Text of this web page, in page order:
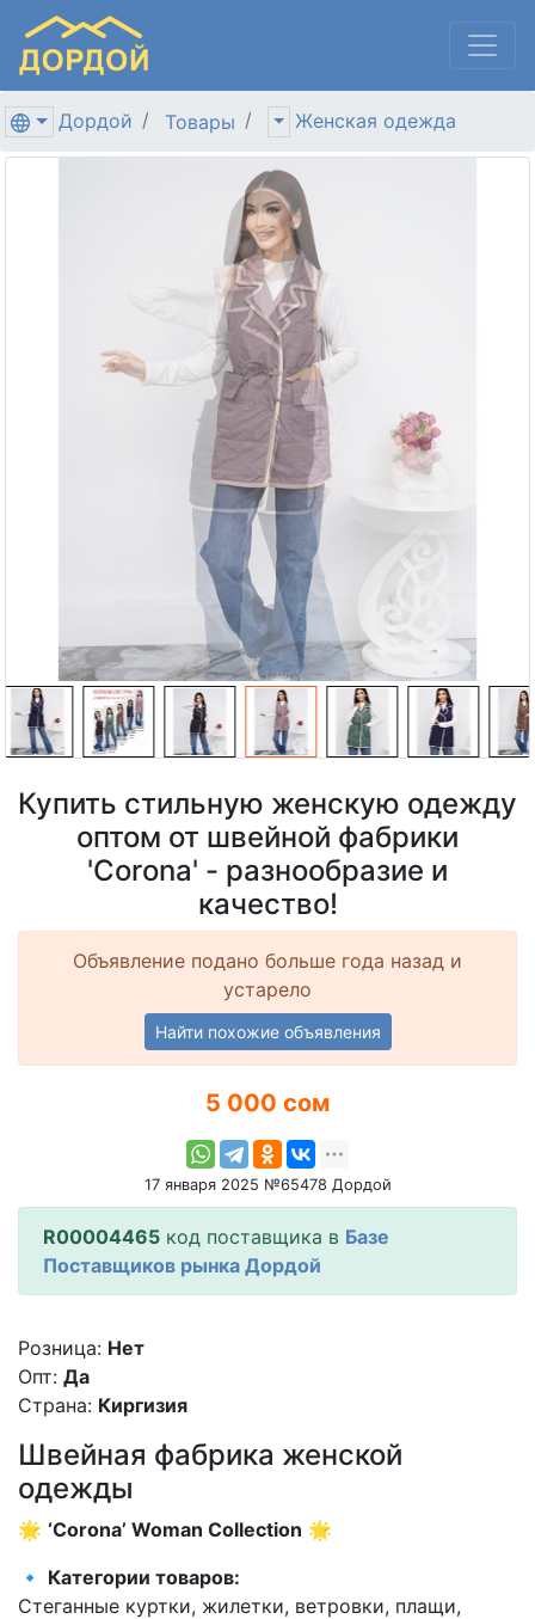
Дордой Товары Женская одежда
Купить стильную женскую одежду
оптом от швейной фабрики
'Corona' - разнообразие и
качество!
Объявление подано больше года назад и
устарело
Найти похожие объявления
5 000 сом
17 января 2025 №65478 Дордой
R00004465 код поставщика в Базе
Поставщиков рынка Дордой
Розница: Нет
Опт: Да
Страна: Киргизия
Швейная фабрика женской
одежды
🌟 ‘Corona’ Woman Collection 🌟
🔹 Категории товаров:
Стеганные куртки, жилетки, ветровки, плащи,